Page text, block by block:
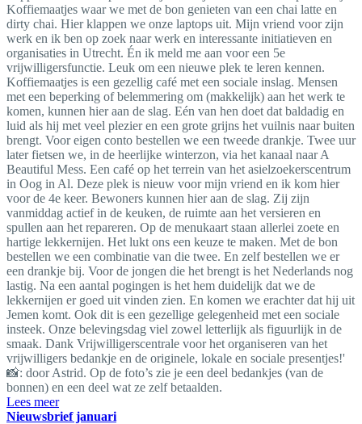
Koffiemaatjes waar we met de bon genieten van een chai latte en
dirty chai. Hier klappen we onze laptops uit. Mijn vriend voor zijn
werk en ik ben op zoek naar werk en interessante initiatieven en
organisaties in Utrecht. Én ik meld me aan voor een 5e
vrijwilligersfunctie. Leuk om een nieuwe plek te leren kennen.
Koffiemaatjes is een gezellig café met een sociale inslag. Mensen
met een beperking of belemmering om (makkelijk) aan het werk te
komen, kunnen hier aan de slag. Eén van hen doet dat baldadig en
luid als hij met veel plezier en een grote grijns het vuilnis naar buiten
brengt. Voor eigen conto bestellen we een tweede drankje. Twee uur
later fietsen we, in de heerlijke winterzon, via het kanaal naar A
Beautiful Mess. Een café op het terrein van het asielzoekerscentrum
in Oog in Al. Deze plek is nieuw voor mijn vriend en ik kom hier
voor de 4e keer. Bewoners kunnen hier aan de slag. Zij zijn
vanmiddag actief in de keuken, de ruimte aan het versieren en
spullen aan het repareren. Op de menukaart staan allerlei zoete en
hartige lekkernijen. Het lukt ons een keuze te maken. Met de bon
bestellen we een combinatie van die twee. En zelf bestellen we er
een drankje bij. Voor de jongen die het brengt is het Nederlands nog
lastig. Na een aantal pogingen is het hem duidelijk dat we de
lekkernijen er goed uit vinden zien. En komen we erachter dat hij uit
Jemen komt. Ook dit is een gezellige gelegenheid met een sociale
insteek. Onze belevingsdag viel zowel letterlijk als figuurlijk in de
smaak. Dank Vrijwilligerscentrale voor het organiseren van het
vrijwilligers bedankje en de originele, lokale en sociale presentjes!'
📸: door Astrid. Op de foto’s zie je een deel bedankjes (van de
bonnen) en een deel wat ze zelf betaalden.
Lees meer
Nieuwsbrief januari